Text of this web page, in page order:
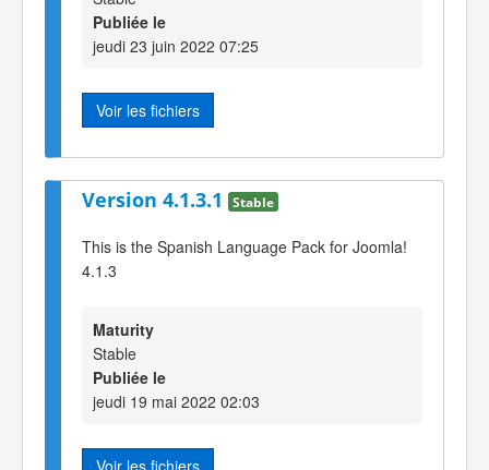
Publiée le
jeudi 23 juin 2022 07:25
Voir les fichiers
Version 4.1.3.1 Stable
This is the Spanish Language Pack for Joomla!
4.1.3
Maturity
Stable
Publiée le
jeudi 19 mai 2022 02:03
Voir les fichiers